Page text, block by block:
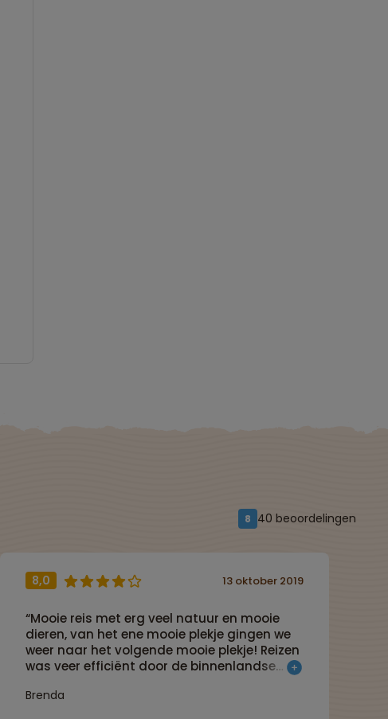
8 40 beoordelingen
8,0
“Mooie reis met erg veel natuur en mooie
dieren, van het ene mooie plekje gingen we
weer naar het volgende mooie plekje! Reizen
was veer efficiënt door de binnenlandse
in de bus. Reisleidster Talia was
Brenda
13 oktober 2019